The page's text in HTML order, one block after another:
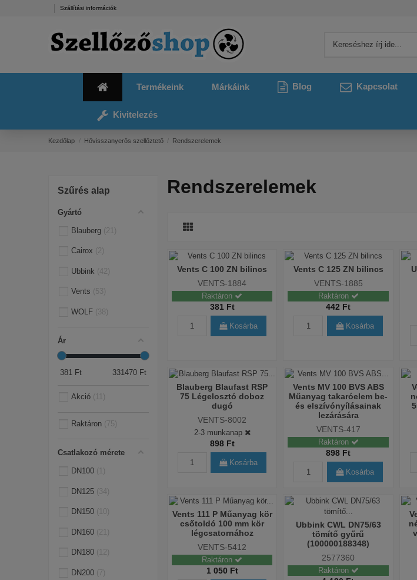
Szállítási információk
Termékeink Márkáink Blog Kapcsolat
Kivitelezés
Kezdőlap Hővisszanyerős szellőztető Rendszerelemek
Rendszerelemek
Vents C 100 ZN bilincs
VENTS-1884
Raktáron
381 Ft
Kosárba
Vents C 125 ZN bilincs
VENTS-1885
Raktáron
442 Ft
Kosárba
Blauberg Blaufast RSP
75 Légelosztó doboz
dugó
VENTS-8002
2-3 munkanap
898 Ft
Kosárba
Vents MV 100 BVS ABS
Műanyag takaróelem be-
és elszívónyílásainak
lezárására
VENTS-417
Raktáron
898 Ft
Kosárba
Vents 111 P Műanyag kör
csőtoldó 100 mm kör
légcsatornához
VENTS-5412
Raktáron
1 050 Ft
Ubbink CWL DN75/63
tömítő gyűrű
(100000188348)
2577360
Raktáron
Szűrés alap
Gyártó
Blauberg 21
Cairox 2
Ubbink 42
Vents 53
WOLF 38
Ár
381 Ft 331470 Ft
Akció 11
Raktáron 75
Csatlakozó mérete
DN100 1
DN125 34
DN150 10
DN160 21
DN180 12
DN200 7